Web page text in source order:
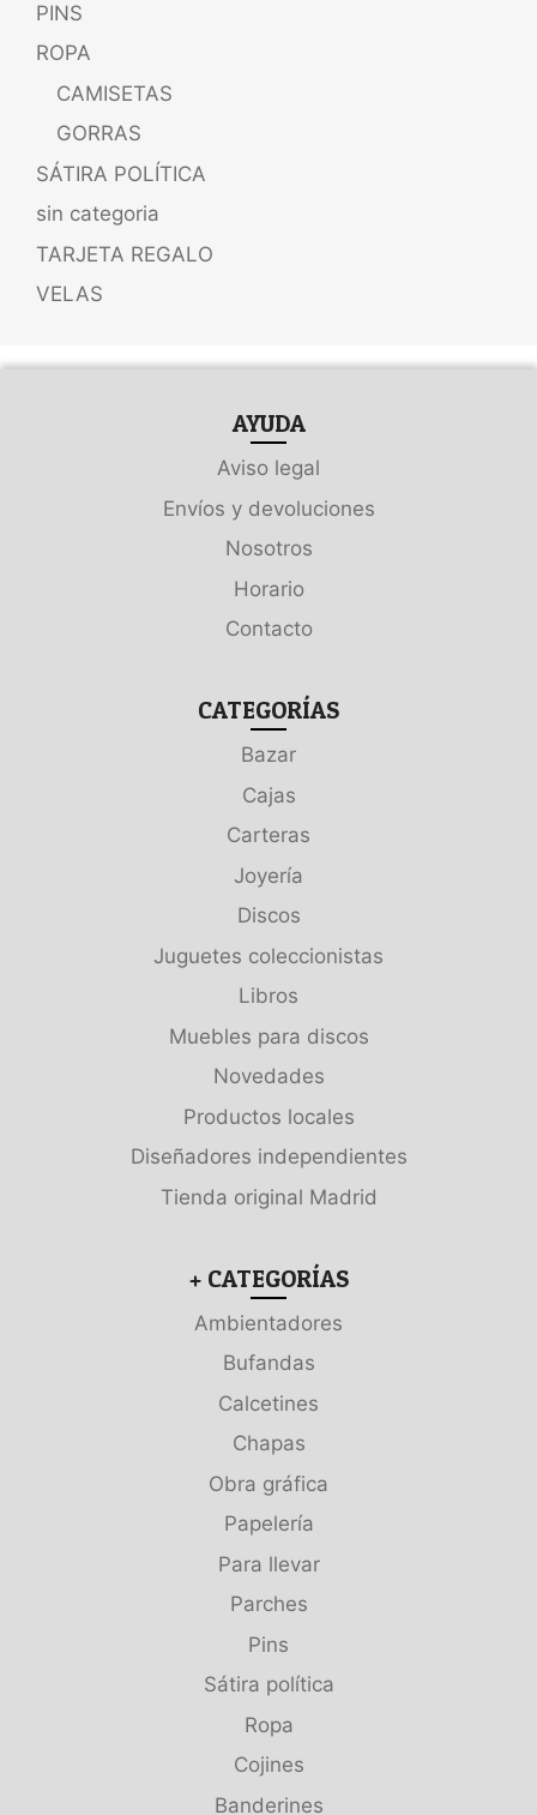
PINS
ROPA
CAMISETAS
GORRAS
SÁTIRA POLÍTICA
sin categoria
TARJETA REGALO
VELAS
AYUDA
Aviso legal
Envíos y devoluciones
Nosotros
Horario
Contacto
CATEGORÍAS
Bazar
Cajas
Carteras
Joyería
Discos
Juguetes coleccionistas
Libros
Muebles para discos
Novedades
Productos locales
Diseñadores independientes
Tienda original Madrid
+ CATEGORÍAS
Ambientadores
Bufandas
Calcetines
Chapas
Obra gráfica
Papelería
Para llevar
Parches
Pins
Sátira política
Ropa
Cojines
Banderines